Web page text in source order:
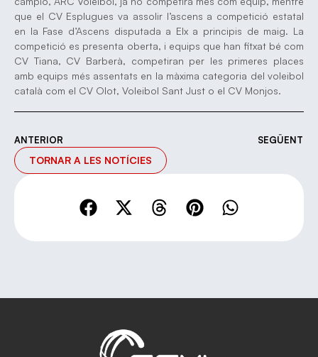
que el CV Esplugues va assolir l’ascens a competició estatal
en la Fase d’Ascens disputada a Elx a principis de maig. La
competició es presenta oberta, i equips que han fitxat bé com
CV Tiana, CV Barberà, competiran per les primeres places
amb equips més assentats en la màxima categoria del voleibol
català com el CV Olot, Voleibol Sant Just o el CV Monjos.
ANTERIOR SEGÜENT
TORNAR A LES NOTÍCIES